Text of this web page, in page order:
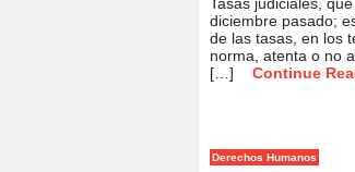
diciembre pasado;
de las tasas, en los
norma, atenta o no
[…]
Continue
Derechos Humanos